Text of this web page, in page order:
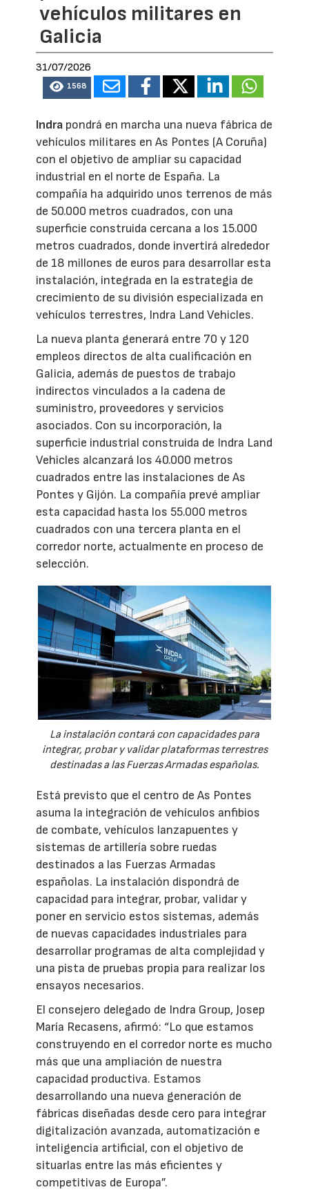
vehículos militares en
Galicia
31/07/2026
1568
Indra pondrá en marcha una nueva fábrica de
vehículos militares en As Pontes (A Coruña)
con el objetivo de ampliar su capacidad
industrial en el norte de España. La
compañía ha adquirido unos terrenos de más
de 50.000 metros cuadrados, con una
superficie construida cercana a los 15.000
metros cuadrados, donde invertirá alrededor
de 18 millones de euros para desarrollar esta
instalación, integrada en la estrategia de
crecimiento de su división especializada en
vehículos terrestres, Indra Land Vehicles.
La nueva planta generará entre 70 y 120
empleos directos de alta cualificación en
Galicia, además de puestos de trabajo
indirectos vinculados a la cadena de
suministro, proveedores y servicios
asociados. Con su incorporación, la
superficie industrial construida de Indra Land
Vehicles alcanzará los 40.000 metros
cuadrados entre las instalaciones de As
Pontes y Gijón. La compañía prevé ampliar
esta capacidad hasta los 55.000 metros
cuadrados con una tercera planta en el
corredor norte, actualmente en proceso de
selección.
La instalación contará con capacidades para
integrar, probar y validar plataformas terrestres
destinadas a las Fuerzas Armadas españolas.
Está previsto que el centro de As Pontes
asuma la integración de vehículos anfibios
de combate, vehículos lanzapuentes y
sistemas de artillería sobre ruedas
destinados a las Fuerzas Armadas
españolas. La instalación dispondrá de
capacidad para integrar, probar, validar y
poner en servicio estos sistemas, además
de nuevas capacidades industriales para
desarrollar programas de alta complejidad y
una pista de pruebas propia para realizar los
ensayos necesarios.
El consejero delegado de Indra Group, Josep
María Recasens, afirmó: “Lo que estamos
construyendo en el corredor norte es mucho
más que una ampliación de nuestra
capacidad productiva. Estamos
desarrollando una nueva generación de
fábricas diseñadas desde cero para integrar
digitalización avanzada, automatización e
inteligencia artificial, con el objetivo de
situarlas entre las más eficientes y
competitivas de Europa”.